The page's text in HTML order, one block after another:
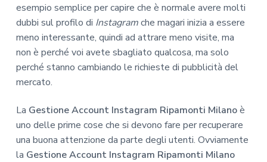
esempio semplice per capire che è normale avere molti
dubbi sul profilo di Instagramche magari inizia a essere
meno interessante, quindi ad attrare meno visite, ma
non è perché voi avete sbagliato qualcosa, ma solo
perché stanno cambiando le richieste di pubblicità del
mercato.
La Gestione Account Instagram Ripamonti Milanoè
uno delle prime cose che si devono fare per recuperare
una buona attenzione da parte degli utenti. Ovviamente
la Gestione Account Instagram Ripamonti Milano